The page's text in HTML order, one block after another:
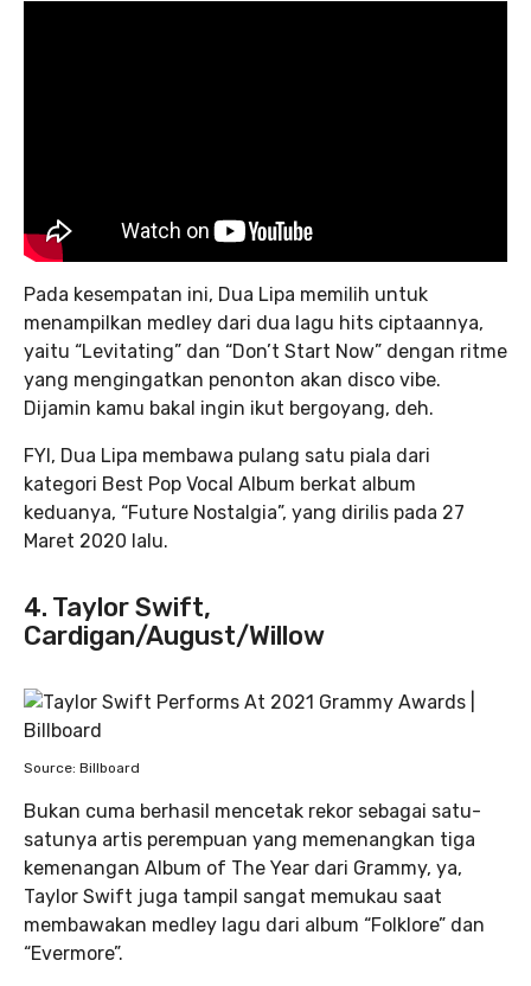
Pada kesempatan ini, Dua Lipa memilih untuk
menampilkan medley dari dua lagu hits ciptaannya,
yaitu “Levitating” dan “Don’t Start Now” dengan ritme
yang mengingatkan penonton akan disco vibe.
Dijamin kamu bakal ingin ikut bergoyang, deh.
FYI, Dua Lipa membawa pulang satu piala dari
kategori Best Pop Vocal Album berkat album
keduanya, “Future Nostalgia”, yang dirilis pada 27
Maret 2020 lalu.
4. Taylor Swift,
Cardigan/August/Willow
Source: Billboard
Bukan cuma berhasil mencetak rekor sebagai satu-
satunya artis perempuan yang memenangkan tiga
kemenangan Album of The Year dari Grammy, ya,
Taylor Swift juga tampil sangat memukau saat
membawakan medley lagu dari album “Folklore” dan
“Evermore”.